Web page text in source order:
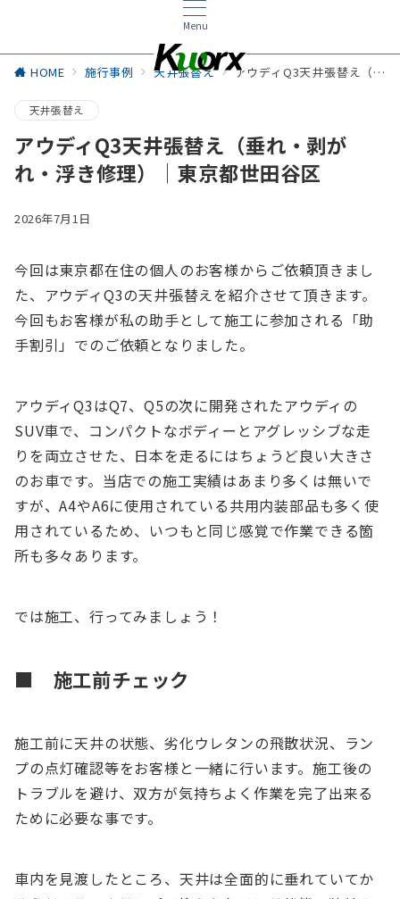
Menu
HOME 施行事例 天井張替え アウディQ3天井張替え（垂れ・剥がれ・浮き修理）│東京都世田谷区
天井張替え
アウディQ3天井張替え（垂れ・剥が
れ・浮き修理）│東京都世田谷区
2026年7月1日
今回は東京都在住の個人のお客様からご依頼頂きまし
た、アウディQ3の天井張替えを紹介させて頂きます。
今回もお客様が私の助手として施工に参加される「助
手割引」でのご依頼となりました。
アウディQ3はQ7、Q5の次に開発されたアウディの
SUV車で、コンパクトなボディーとアグレッシブな走
りを両立させた、日本を走るにはちょうど良い大きさ
のお車です。当店での施工実績はあまり多くは無いで
すが、A4やA6に使用されている共用内装部品も多く使
用されているため、いつもと同じ感覚で作業できる箇
所も多々あります。
では施工、行ってみましょう！
■ 施工前チェック
施工前に天井の状態、劣化ウレタンの飛散状況、ラン
プの点灯確認等をお客様と一緒に行います。施工後の
トラブルを避け、双方が気持ちよく作業を完了出来る
ために必要な事です。
車内を見渡したところ、天井は全面的に垂れていてか